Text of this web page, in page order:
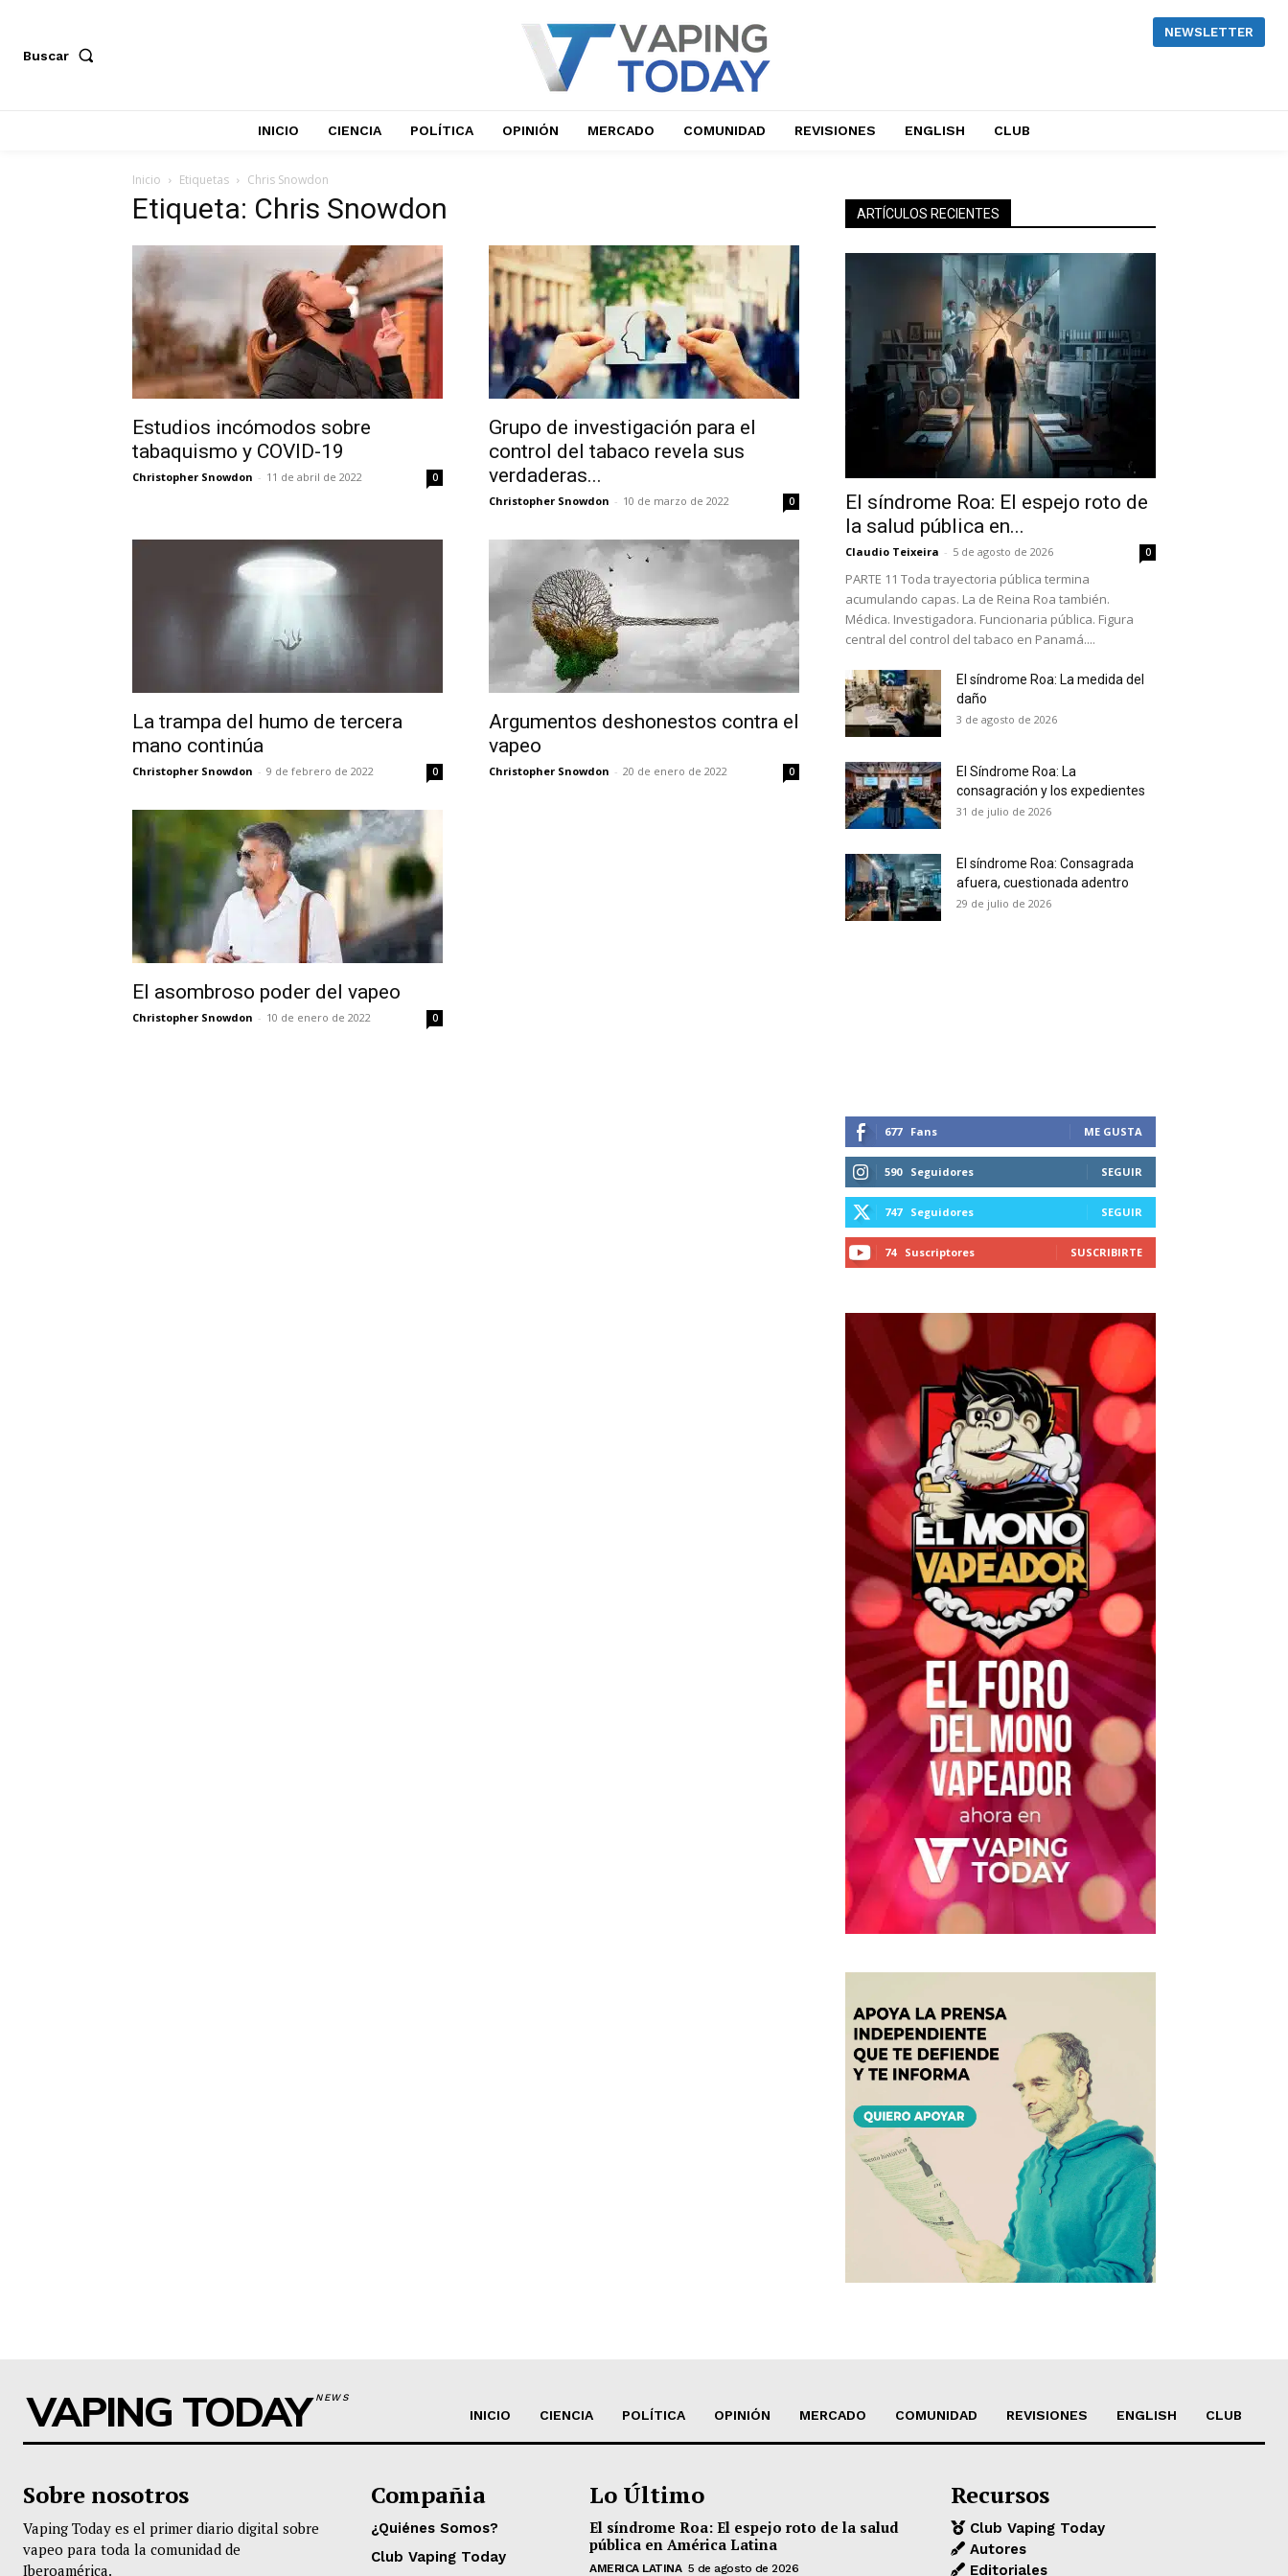
No te pierdas de las últimas
Suscríbete a nuestro boletín diario y recibe todas las
noticias del vapeo y la reducción de daños en tu correo
Subscribe to our daily clipping and receive all the news
of vaping and tobacco harm reduction in your email.
Buscar
NEWSLETTER
INICIO CIENCIA POLÍTICA OPINIÓN MERCADO COMUNIDAD REVISIONES ENGLISH CLUB
Inicio Etiquetas Chris Snowdon
Etiqueta: Chris Snowdon
Estudios incómodos sobre
tabaquismo y COVID-19
Christopher Snowdon - 11 de abril de 2022 0
Grupo de investigación para el
control del tabaco revela sus
verdaderas...
Christopher Snowdon - 10 de marzo de 2022 0
La trampa del humo de tercera
mano continúa
Christopher Snowdon - 9 de febrero de 2022 0
Argumentos deshonestos contra el
vapeo
Christopher Snowdon - 20 de enero de 2022 0
El asombroso poder del vapeo
Christopher Snowdon - 10 de enero de 2022 0
ARTÍCULOS RECIENTES
El síndrome Roa: El espejo roto de
la salud pública en...
Claudio Teixeira - 5 de agosto de 2026 0
PARTE 11 Toda trayectoria pública termina
acumulando capas. La de Reina Roa también.
Médica. Investigadora. Funcionaria pública. Figura
central del control del tabaco en Panamá....
El síndrome Roa: La medida del
daño
3 de agosto de 2026
El Síndrome Roa: La
consagración y los expedientes
31 de julio de 2026
El síndrome Roa: Consagrada
afuera, cuestionada adentro
29 de julio de 2026
677 Fans ME GUSTA
590 Seguidores SEGUIR
747 Seguidores SEGUIR
74 Suscriptores SUSCRIBIRTE
VAPING TODAYNEWS
INICIO CIENCIA POLÍTICA OPINIÓN MERCADO COMUNIDAD REVISIONES ENGLISH CLUB
Sobre nosotros
Vaping Today es el primer diario digital sobre
vapeo para toda la comunidad de
Iberoamérica.
Compañia
¿Quiénes Somos?
Club Vaping Today
Lo Último
El síndrome Roa: El espejo roto de la salud
pública en América Latina
AMERICA LATINA 5 de agosto de 2026
Recursos
Club Vaping Today
Autores
Editoriales